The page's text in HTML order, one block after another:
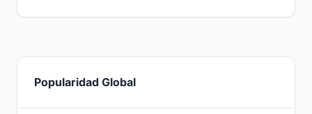
Popularidad Global